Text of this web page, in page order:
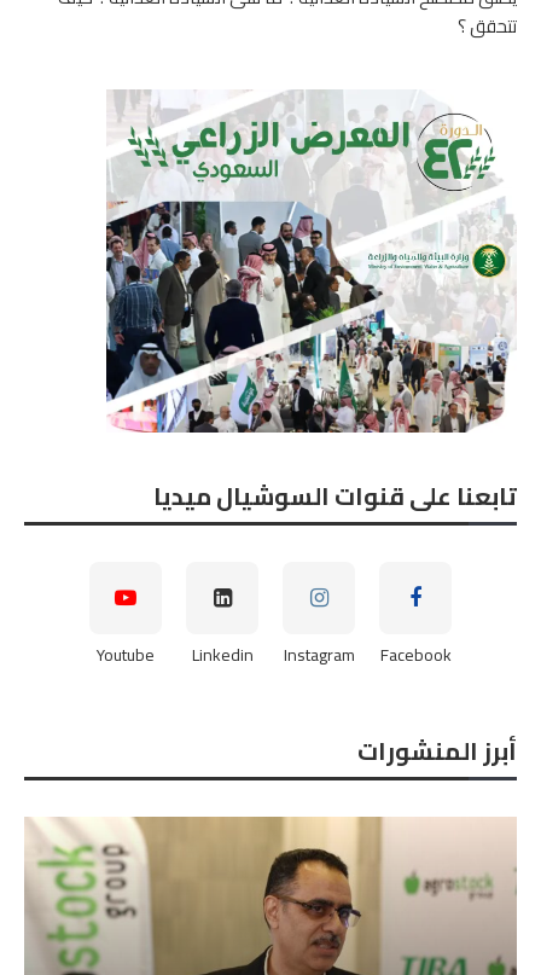
تتحقق ؟
تابعنا على قنوات السوشيال ميديا
Facebook
Instagram
Linkedin
Youtube
أبرز المنشورات